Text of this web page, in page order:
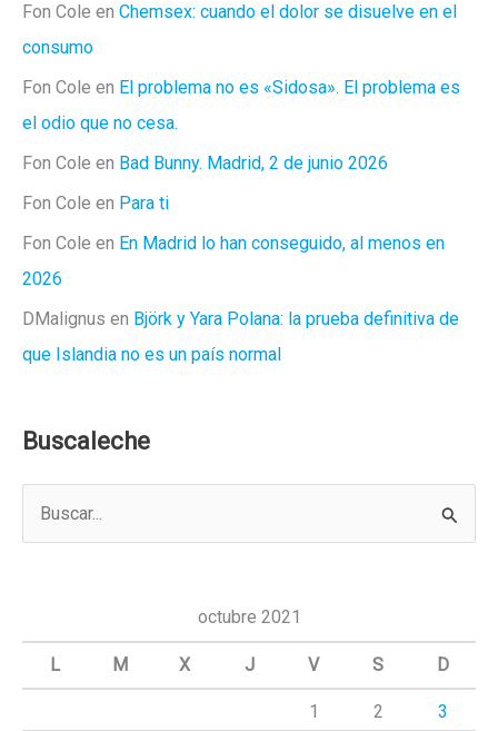
Fon Cole en Chemsex: cuando el dolor se disuelve en el
consumo
Fon Cole en El problema no es «Sidosa». El problema es
el odio que no cesa.
Fon Cole en Bad Bunny. Madrid, 2 de junio 2026
Fon Cole en Para ti
Fon Cole en En Madrid lo han conseguido, al menos en
2026
DMalignus en Björk y Yara Polana: la prueba definitiva de
que Islandia no es un país normal
Buscaleche
a
octubre 2021
L M X J V S D
1 2 3